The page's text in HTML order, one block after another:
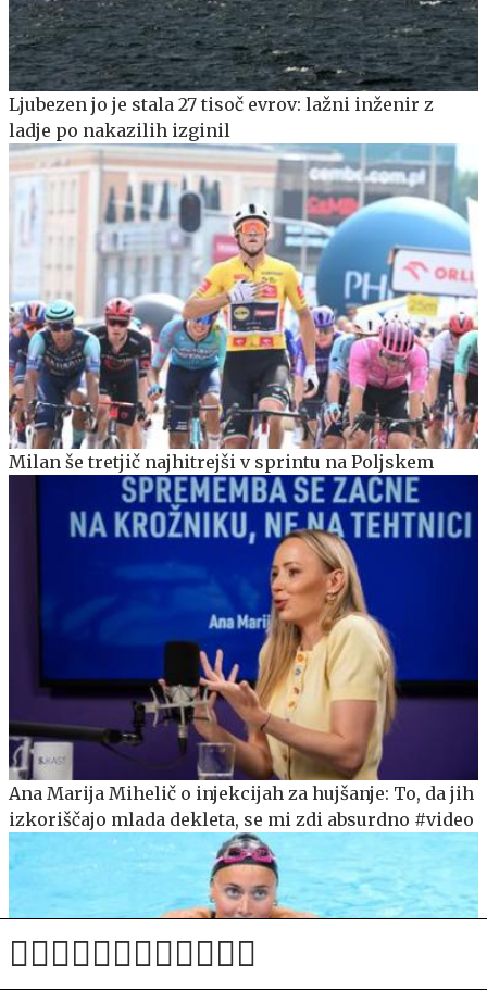
Ljubezen jo je stala 27 tisoč evrov: lažni inženir z
ladje po nakazilih izginil
Milan še tretjič najhitrejši v sprintu na Poljskem
Ana Marija Mihelič o injekcijah za hujšanje: To, da jih
izkoriščajo mlada dekleta, se mi zdi absurdno #video